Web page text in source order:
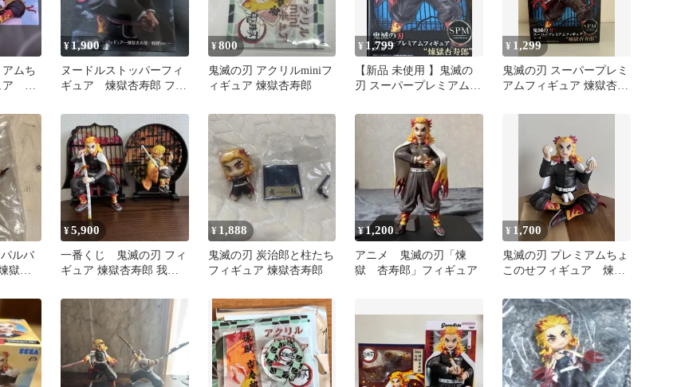
ムち
ア 煉
¥ 1,900
ヌードルストッパーフィ
ギュア 煉獄杏寿郎 フィ
¥800
鬼滅の刃 アクリルminiフ
ィギュア 煉獄杏寿郎
¥ 1,799
【新品 未使用 】鬼滅の
刃 スーパープレミアムフ
SPM
¥ 1,299
鬼滅の刃 スーパープレミ
アムフィギュア 煉獄杏寿
パルバ
獄杏
¥5,900
一番くじ 鬼滅の刃 フィ
ギュア 煉獄杏寿郎 我妻
¥ 1,888
鬼滅の刃 炭治郎と柱たち
フィギュア 煉獄杏寿郎
¥1,200
アニメ 鬼滅の刃「煉
獄 杏寿郎」フィギュア
¥ 1,700
鬼滅の刃 プレミアムちょ
このせフィギュア 煉獄
勝ち